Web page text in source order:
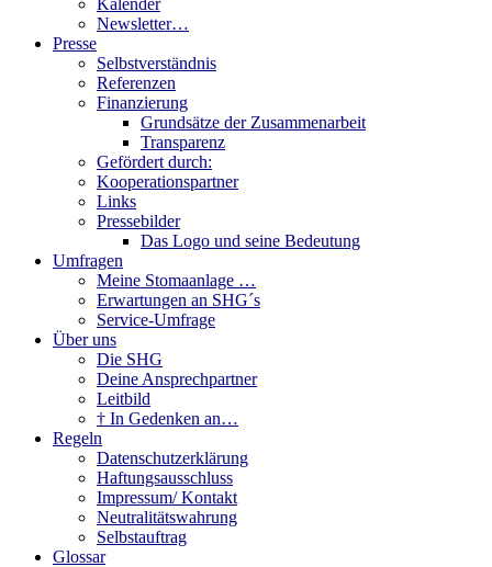
Newsletter…
Presse
Selbstverständnis
Referenzen
Finanzierung
Grundsätze der Zusammenarbeit
Transparenz
Gefördert durch:
Kooperationspartner
Links
Pressebilder
Das Logo und seine Bedeutung
Umfragen
Meine Stomaanlage …
Erwartungen an SHG´s
Service-Umfrage
Über uns
Die SHG
Deine Ansprechpartner
Leitbild
† In Gedenken an…
Regeln
Datenschutzerklärung
Haftungsausschluss
Impressum/ Kontakt
Neutralitätswahrung
Selbstauftrag
Glossar